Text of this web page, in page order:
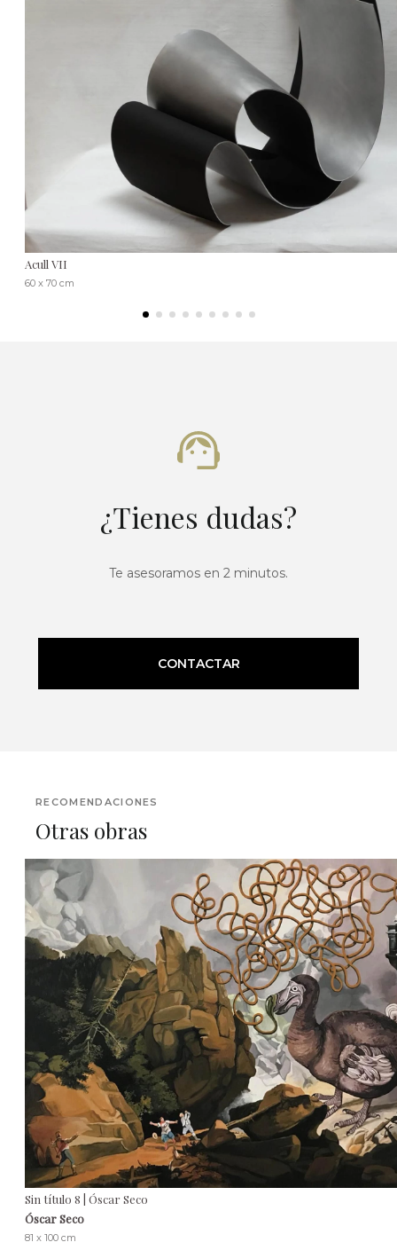
Acull VII
60 x 70 cm
¿Tienes dudas?
Te asesoramos en 2 minutos.
CONTACTAR
RECOMENDACIONES
Otras obras
Sin título 8 | Óscar Seco
Óscar Seco
81 x 100 cm